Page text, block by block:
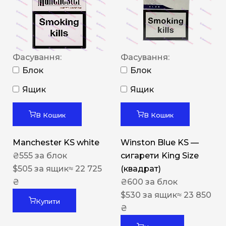
Фасування:
Блок
Ящик
В Кошик
Manchester KS white
₴555 за блок
$505 за ящик≈ 22 725
₴
Купити
Фасування:
Блок
Ящик
В Кошик
Winston Blue KS —
сигарети King Size
(квадрат)
₴600 за блок
$530 за ящик≈ 23 850
₴